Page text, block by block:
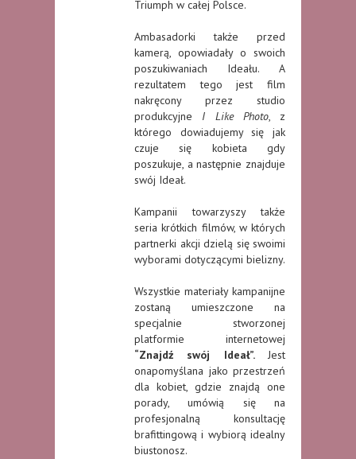
Triumph w całej Polsce.
Ambasadorki także przed
kamerą, opowiadały o swoich
poszukiwaniach Ideału. A
rezultatem tego jest film
nakręcony przez studio
produkcyjne I Like Photo, z
którego dowiadujemy się jak
czuje się kobieta gdy
poszukuje, a następnie znajduje
swój Ideał.
Kampanii towarzyszy także
seria krótkich filmów, w których
partnerki akcji dzielą się swoimi
wyborami dotyczącymi bielizny.
Wszystkie materiały kampanijne
zostaną umieszczone na
specjalnie stworzonej
platformie internetowej
“Znajdź swój Ideał”. Jest
onapomyślana jako przestrzeń
dla kobiet, gdzie znajdą one
porady, umówią się na
profesjonalną konsultację
brafittingową i wybiorą idealny
biustonosz.